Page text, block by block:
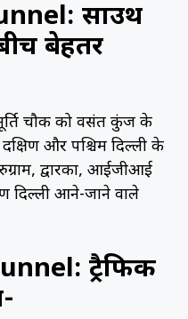
साउथ
बेहतर
चौक को वसंत कुंज के
और पश्चिम दिल्ली के
द्वारका, आईजीआई
दिल्ली आने-जाने वाले
ट्रैफिक